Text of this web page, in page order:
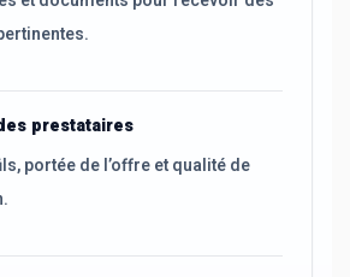
prestataires
portée de l’offre et qualité de